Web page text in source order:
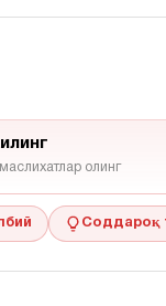
олинг
Соддароқ